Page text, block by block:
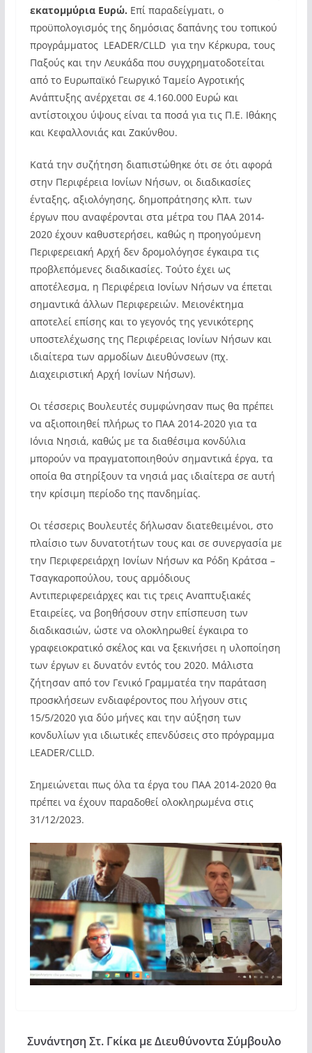
εκατομμύρια Ευρώ. Επί παραδείγματι, ο
προϋπολογισμός της δημόσιας δαπάνης του τοπικού
προγράμματος LEADER/CLLD για την Κέρκυρα, τους
Παξούς και την Λευκάδα που συγχρηματοδοτείται
από το Ευρωπαϊκό Γεωργικό Ταμείο Αγροτικής
Ανάπτυξης ανέρχεται σε 4.160.000 Ευρώ και
αντίστοιχου ύψους είναι τα ποσά για τις Π.Ε. Ιθάκης
και Κεφαλλονιάς και Ζακύνθου.
Κατά την συζήτηση διαπιστώθηκε ότι σε ότι αφορά
στην Περιφέρεια Ιονίων Νήσων, οι διαδικασίες
ένταξης, αξιολόγησης, δημοπράτησης κλπ. των
έργων που αναφέρονται στα μέτρα του ΠΑΑ 2014-
2020 έχουν καθυστερήσει, καθώς η προηγούμενη
Περιφερειακή Αρχή δεν δρομολόγησε έγκαιρα τις
προβλεπόμενες διαδικασίες. Τούτο έχει ως
αποτέλεσμα, η Περιφέρεια Ιονίων Νήσων να έπεται
σημαντικά άλλων Περιφερειών. Μειονέκτημα
αποτελεί επίσης και το γεγονός της γενικότερης
υποστελέχωσης της Περιφέρειας Ιονίων Νήσων και
ιδιαίτερα των αρμοδίων Διευθύνσεων (πχ.
Διαχειριστική Αρχή Ιονίων Νήσων).
Οι τέσσερις Βουλευτές συμφώνησαν πως θα πρέπει
να αξιοποιηθεί πλήρως το ΠΑΑ 2014-2020 για τα
Ιόνια Νησιά, καθώς με τα διαθέσιμα κονδύλια
μπορούν να πραγματοποιηθούν σημαντικά έργα, τα
οποία θα στηρίξουν τα νησιά μας ιδιαίτερα σε αυτή
την κρίσιμη περίοδο της πανδημίας.
Οι τέσσερις Βουλευτές δήλωσαν διατεθειμένοι, στο
πλαίσιο των δυνατοτήτων τους και σε συνεργασία με
την Περιφερειάρχη Ιονίων Νήσων κα Ρόδη Κράτσα –
Τσαγκαροπούλου, τους αρμόδιους
Αντιπεριφερειάρχες και τις τρεις Αναπτυξιακές
Εταιρείες, να βοηθήσουν στην επίσπευση των
διαδικασιών, ώστε να ολοκληρωθεί έγκαιρα το
γραφειοκρατικό σκέλος και να ξεκινήσει η υλοποίηση
των έργων ει δυνατόν εντός του 2020. Μάλιστα
ζήτησαν από τον Γενικό Γραμματέα την παράταση
προσκλήσεων ενδιαφέροντος που λήγουν στις
15/5/2020 για δύο μήνες και την αύξηση των
κονδυλίων για ιδιωτικές επενδύσεις στο πρόγραμμα
LEADER/CLLD.
Σημειώνεται πως όλα τα έργα του ΠΑΑ 2014-2020 θα
πρέπει να έχουν παραδοθεί ολοκληρωμένα στις
31/12/2023.
Συνάντηση Στ. Γκίκα με Διευθύνοντα Σύμβουλο